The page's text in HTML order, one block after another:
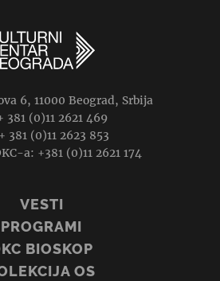
6, 11000 Beograd, Srbija
381 (0)11 2621 469
381 (0)11 2623 853
a: +381 (0)11 2621 174
VESTI
PROGRAMI
BIOSKOP
OS